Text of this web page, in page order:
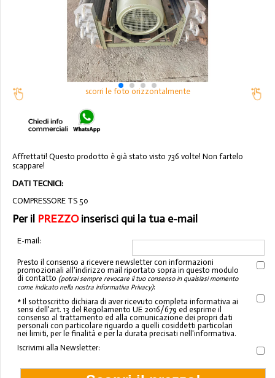
scorri le foto orizzontalmente
Affrettati! Questo prodotto è già stato visto 736 volte! Non fartelo
scappare!
DATI TECNICI:
COMPRESSORE TS 50
Per il PREZZOinserisci qui la tua e-mail
E-mail:
Presto il consenso a ricevere newsletter con informazioni
promozionali all'indirizzo mail riportato sopra in questo modulo
di contatto (potrai sempre revocare il tuo consenso in qualsiasi momento
come indicato nella nostra informativa Privacy):
* Il sottoscritto dichiara di aver ricevuto completa informativa ai
sensi dell'art. 13 del Regolamento UE 2016/679 ed esprime il
consenso al trattamento ed alla comunicazione dei propri dati
personali con particolare riguardo a quelli cosiddetti particolari
nei limiti, per le finalità e per la durata precisati nell'informativa.
Iscrivimi alla Newsletter: